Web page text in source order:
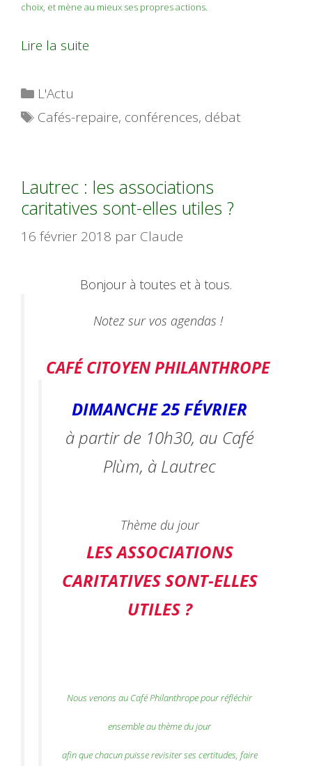
choix, et mène au mieux ses propres actions.
Lire la suite
Catégories
L'Actu
Étiquettes
Cafés-repaire, conférences, débat
Lautrec : les associations
caritatives sont-elles utiles ?
16 février 2018 par Claude
Bonjour à toutes et à tous.
Notez sur vos agendas !
CAFÉ CITOYEN PHILANTHROPE
DIMANCHE 25 FÉVRIER
à partir de 10h30, au Café
Plùm, à Lautrec
Thème du jour
LES ASSOCIATIONS
CARITATIVES SONT-ELLES
UTILES ?
Nous venons au Café Philanthrope pour réfléchir
ensemble au thème du jour
afin que chacun puisse revisiter ses certitudes, faire